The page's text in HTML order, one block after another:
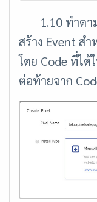
1.10 ทำตาม
สร้าง Event ส
โดย Code ที่ไ
ต่อท้ายจาก